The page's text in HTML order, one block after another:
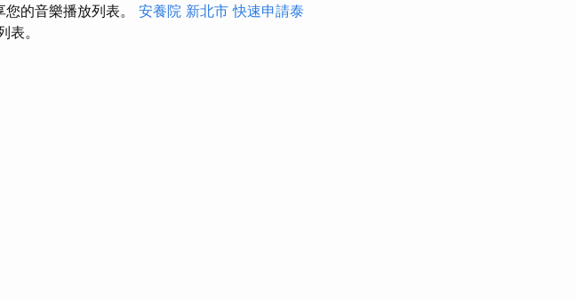
的音樂播放列表。 安養院 新北市 快速申請泰
。